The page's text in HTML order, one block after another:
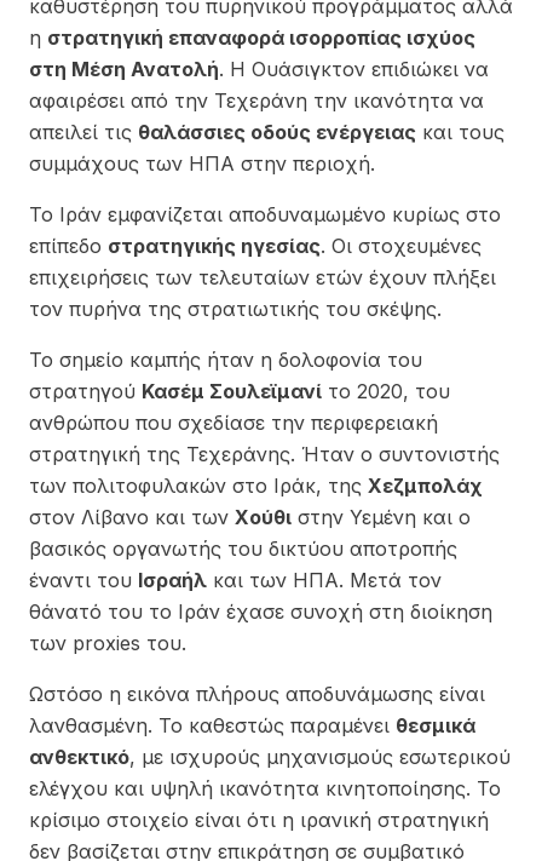
καθυστέρηση του πυρηνικού προγράμματος αλλά
η στρατηγική επαναφορά ισορροπίας ισχύος
στη Μέση Ανατολή. Η Ουάσιγκτον επιδιώκει να
αφαιρέσει από την Τεχεράνη την ικανότητα να
απειλεί τις θαλάσσιες οδούς ενέργειας και τους
συμμάχους των ΗΠΑ στην περιοχή.
Το Ιράν εμφανίζεται αποδυναμωμένο κυρίως στο
επίπεδο στρατηγικής ηγεσίας. Οι στοχευμένες
επιχειρήσεις των τελευταίων ετών έχουν πλήξει
τον πυρήνα της στρατιωτικής του σκέψης.
Το σημείο καμπής ήταν η δολοφονία του
στρατηγού Κασέμ Σουλεϊμανί το 2020, του
ανθρώπου που σχεδίασε την περιφερειακή
στρατηγική της Τεχεράνης. Ήταν ο συντονιστής
των πολιτοφυλακών στο Ιράκ, της Χεζμπολάχ
στον Λίβανο και των Χούθι στην Υεμένη και ο
βασικός οργανωτής του δικτύου αποτροπής
έναντι του Ισραήλ και των ΗΠΑ. Μετά τον
θάνατό του το Ιράν έχασε συνοχή στη διοίκηση
των proxies του.
Ωστόσο η εικόνα πλήρους αποδυνάμωσης είναι
λανθασμένη. Το καθεστώς παραμένει θεσμικά
ανθεκτικό, με ισχυρούς μηχανισμούς εσωτερικού
ελέγχου και υψηλή ικανότητα κινητοποίησης. Το
κρίσιμο στοιχείο είναι ότι η ιρανική στρατηγική
δεν βασίζεται στην επικράτηση σε συμβατικό